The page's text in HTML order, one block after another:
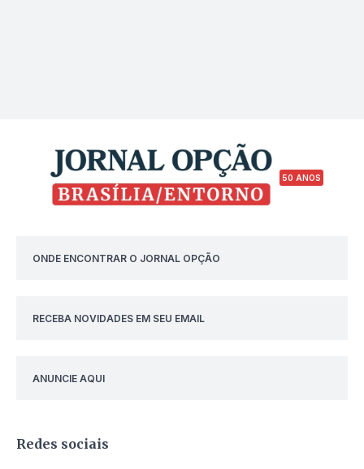
50 ANOS
ONDE ENCONTRAR O JORNAL OPÇÃO
RECEBA NOVIDADES EM SEU EMAIL
ANUNCIE AQUI
Redes sociais